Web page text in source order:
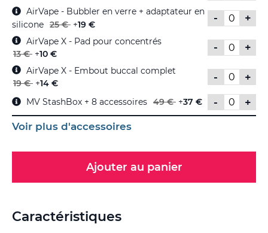
- +
AirVape - Bubbler en verre + adaptateur en
silicone 25 € +19 €
- +
AirVape X - Pad pour concentrés
13 € +10 €
- +
AirVape X - Embout buccal complet
19 € +14 €
- +
MV StashBox + 8 accessoires 49 € +37 €
Voir plus d'accessoires
Ajouter au panier
Caractéristiques